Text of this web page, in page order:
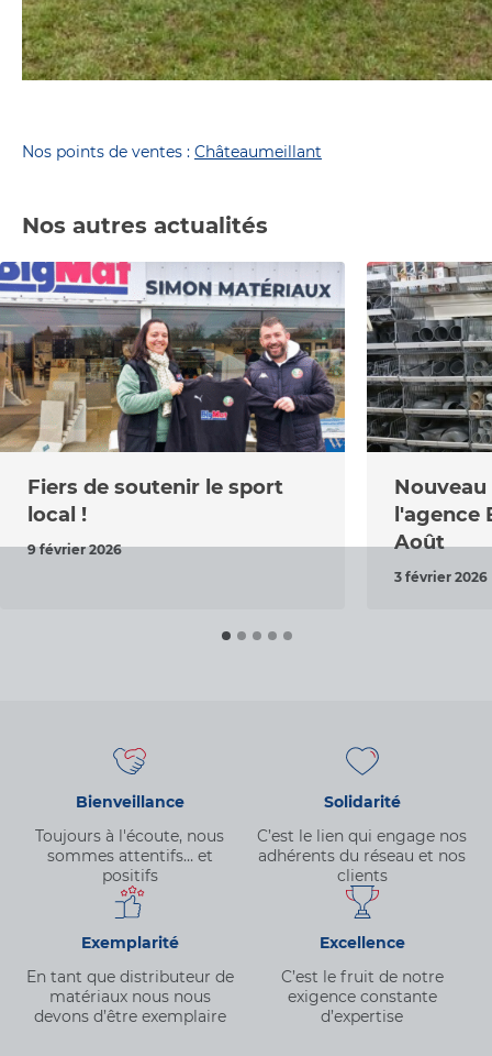
Nos points de ventes : Châteaumeillant
Nos autres actualités
Fiers de soutenir le sport
local !
9 février 2026
l'agence
Août
3 février 2026
Bienveillance
Toujours à l'écoute, nous
sommes attentifs… et
positifs
Solidarité
C’est le lien qui engage nos
adhérents du réseau et nos
clients
Exemplarité
En tant que distributeur de
matériaux nous nous
devons d’être exemplaire
Excellence
C’est le fruit de notre
exigence constante
d’expertise